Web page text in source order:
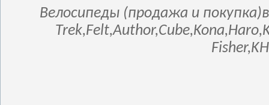
Велосипеды (продажа и